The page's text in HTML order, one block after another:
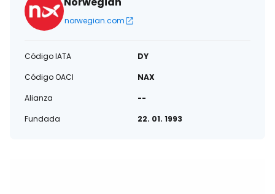
norwegian.com
Código IATA
DY
Código OACI
NAX
Alianza
--
Fundada
22. 01. 1993